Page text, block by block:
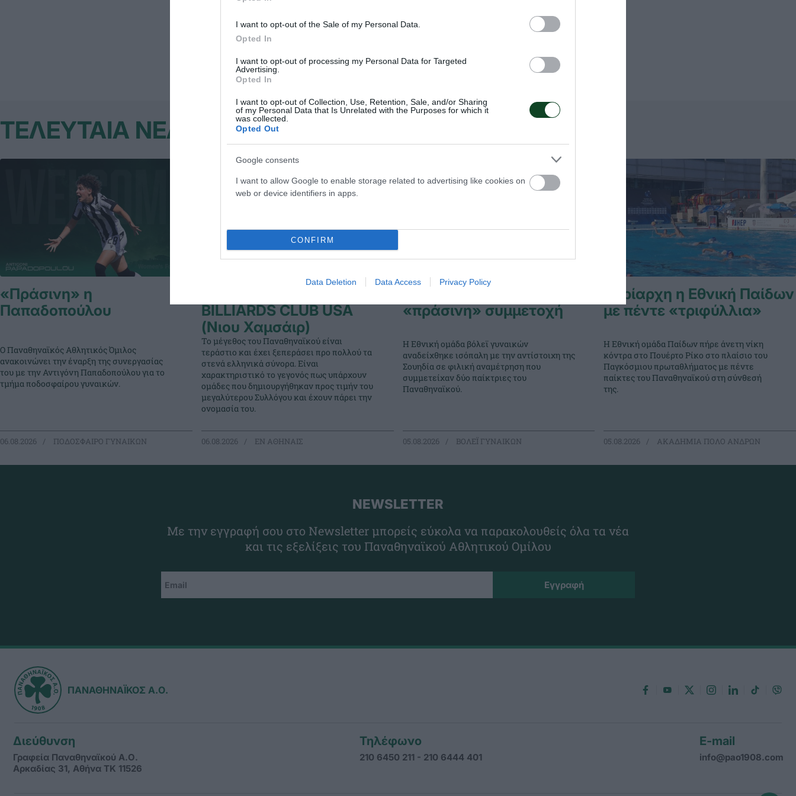
I want to opt-out of the Sale of my Personal Data.
Opted In
I want to opt-out of processing my Personal Data for Targeted
Advertising.
Opted In
I want to opt-out of Collection, Use, Retention, Sale, and/or Sharing
of my Personal Data that Is Unrelated with the Purposes for which it
was collected.
Opted Out
Google consents
I want to allow Google to enable storage related to advertising like cookies on
web or device identifiers in apps.
CONFIRM
Data Deletion Data Access Privacy Policy
Ζαμπέλης, Μίχος, Χατζηδάκης, Ράικος και Λάμπης.
Τα στοιχεία είναι από το βιβλίο «Τα βλέπω όλα πράσινα».
ΤΕΛΕΥΤΑΙΑ ΝΕΑ
«Πράσινη» η
Παπαδοπούλου
Ο Παναθηναϊκός Αθλητικός Όμιλος
ανακοινώνει την έναρξη της συνεργασίας
του με την Αντιγόνη Παπαδοπούλου για το
τμήμα ποδοσφαίρου γυναικών.
06.08.2026 ΠΟΔΟΣΦΑΙΡΟ ΓΥΝΑΙΚΩΝ
BILLIARDS CLUB USA
(Νιου Χαμσάιρ)
Το μέγεθος του Παναθηναϊκού είναι
τεράστιο και έχει ξεπεράσει προ πολλού τα
στενά ελληνικά σύνορα. Είναι
χαρακτηριστικό το γεγονός πως υπάρχουν
ομάδες που δημιουργήθηκαν προς τιμήν του
μεγαλύτερου Συλλόγου και έχουν πάρει την
ονομασία του.
06.08.2026 EΝ ΑΘΗΝΑΙΣ
«πράσινη» συμμετοχή
Η Εθνική ομάδα βόλεϊ γυναικών
αναδείχθηκε ισόπαλη με την αντίστοιχη της
Σουηδία σε φιλική αναμέτρηση που
συμμετείχαν δύο παίκτριες του
Παναθηναϊκού.
05.08.2026 ΒΟΛΕΪ ΓΥΝΑΙΚΩΝ
Κυρίαρχη η Εθνική Παίδων
με πέντε «τριφύλλια»
Η Εθνική ομάδα Παίδων πήρε άνετη νίκη
κόντρα στο Πουέρτο Ρίκο στο πλαίσιο του
Παγκόσμιου πρωταθλήματος με πέντε
παίκτες του Παναθηναϊκού στη σύνθεσή
της.
05.08.2026 ΑΚΑΔΗΜΙΑ ΠΟΛΟ ΑΝΔΡΩΝ
NEWSLETTER
Με την εγγραφή σου στο Newsletter μπορείς εύκολα να παρακολουθείς όλα τα νέα
και τις εξελίξεις του Παναθηναϊκού Αθλητικού Ομίλου
ΠΑΝΑΘΗΝΑΪΚΟΣ Α.Ο.
Διεύθυνση
Γραφεία Παναθηναϊκού Α.Ο.
Αρκαδίας 31, Αθήνα ΤΚ 11526
Τηλέφωνο
210 6450 211 - 210 6444 401
E-mail
info@pao1908.com